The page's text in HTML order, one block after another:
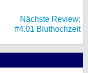
Nächste Review:
#4.01 Bluthochzeit